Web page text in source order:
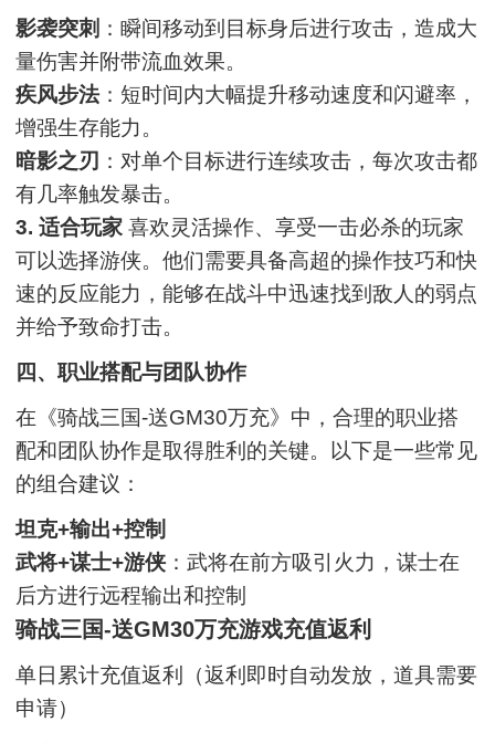
影袭突刺 ：瞬间移动到目标身后进行攻击，造成大
量伤害并附带流血效果。
疾风步法：短时间内大幅提升移动速度和闪避率，
增强生存能力。
暗影之刃 ：对单个目标进行连续攻击，每次攻击都
有几率触发暴击。
3. 适合玩家 喜欢灵活操作、享受一击必杀的玩家
可以选择游侠。他们需要具备高超的操作技巧和快
速的反应能力，能够在战斗中迅速找到敌人的弱点
并给予致命打击。
四、职业搭配与团队协作
在《骑战三国-送GM30万充》中，合理的职业搭
配和团队协作是取得胜利的关键。以下是一些常见
的组合建议：
坦克+输出+控制
武将+谋士+游侠：武将在前方吸引火力，谋士在
后方进行远程输出和控制
骑战三国-送GM30万充游戏充值返利
单日累计充值返利（返利即时自动发放，道具需要
申请）